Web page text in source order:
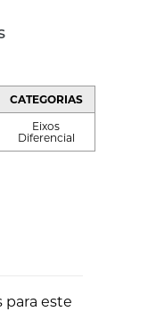
CATEGORIAS
Eixos
Diferencial
para este